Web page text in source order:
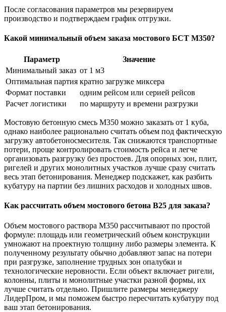
После согласования параметров мы резервируем
производство и подтверждаем график отгрузки.
Какой минимальный объем заказа мостового БСТ М350?
Параметр
Значение
Минимальный заказ от 1 м3
Оптимальная партия кратно загрузке миксера
Формат поставки
одним рейсом или серией рейсов
Расчет логистики
по маршруту и времени разгрузки
Мостовую бетонную смесь М350 можно заказать от 1 куба,
однако наиболее рационально считать объем под фактическую
загрузку автобетоносмесителя. Так снижаются транспортные
потери, проще контролировать стоимость рейса и легче
организовать разгрузку без простоев. Для опорных зон, плит,
ригелей и других монолитных участков лучше сразу считать
весь этап бетонирования. Менеджер подскажет, как разбить
кубатуру на партии без лишних расходов и холодных швов.
Как рассчитать объем мостового бетона В25 для заказа?
Объем мостового раствора М350 рассчитывают по простой
формуле: площадь или геометрический объем конструкции
умножают на проектную толщину либо размеры элемента. К
полученному результату обычно добавляют запас на потери
при разгрузке, заполнение трудных зон опалубки и
технологические неровности. Если объект включает ригели,
колонны, плиты и монолитные участки разной формы, их
лучше считать отдельно. Пришлите размеры менеджеру
ЛидерПром, и мы поможем быстро пересчитать кубатуру под
ваш этап бетонирования.